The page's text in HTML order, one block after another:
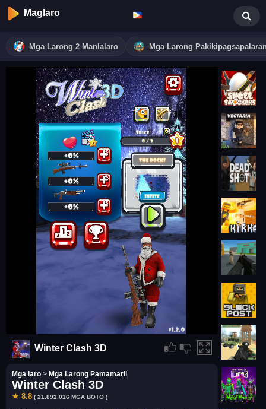
Maglaro
Mga Larong 2 Manlalaro Mga Larong
Winter Clash 3D
Mga laro > Mga Larong Pamamaril
Winter Clash 3D
★ 8.8 ( 21.892.016 MGA BOTO )